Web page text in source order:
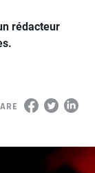
rédacteur